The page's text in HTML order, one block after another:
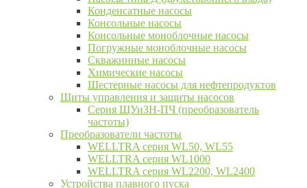
Конденсатные насосы
Консольные насосы
Консольные моноблочные насосы
Погружные моноблочные насосы
Скважинные насосы
Химические насосы
Шестерные насосы для нефтепродуктов
Щиты управления и защиты насосов
Серия ЩУиЗН-ПЧ (преобразователь
частоты)
Преобразователи частоты
WELLTRA cерия WL50, WL55
WELLTRA cерия WL1000
WELLTRA серия WL2200, WL2400
Устройства плавного пуска